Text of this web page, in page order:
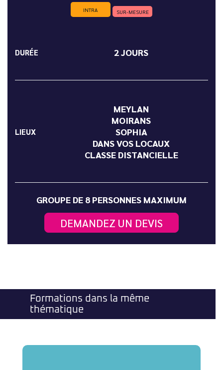
INTRA SUR-MESURE
DURÉE 2 JOURS
LIEUX
MEYLAN
MOIRANS
SOPHIA
DANS VOS LOCAUX
CLASSE DISTANCIELLE
GROUPE DE 8 PERSONNES MAXIMUM
DEMANDEZ UN DEVIS
Formations dans la même
thématique